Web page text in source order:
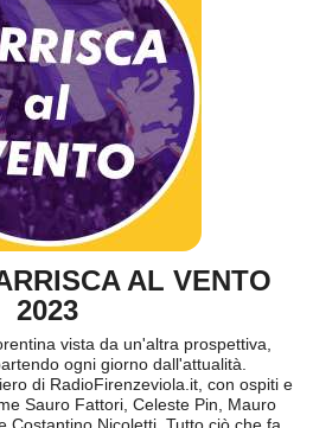
AL VENTO
2023
vista da un'altra prospettiva,
ogni giorno dall'attualità.
di RadioFirenzeviola.it, con ospiti e
Sauro Fattori, Celeste Pin, Mauro